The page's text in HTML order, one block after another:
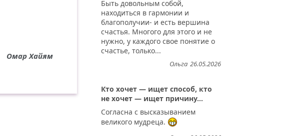
Омар Хайям
Быть довольным собой,
находиться в гармонии и
благополучии- и есть вершина
счастья. Многого для этого и не
нужно, у каждого свое понятие о
счастье, только...
26.05.2026
Ольга
Кто хочет — ищет способ, кто
не хочет — ищет причину...
Согласна с высказыванием
великого мудреца.